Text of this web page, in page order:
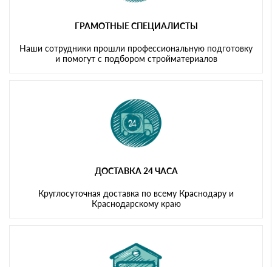
ГРАМОТНЫЕ СПЕЦИАЛИСТЫ
Наши сотрудники прошли профессиональную подготовку
и помогут с подбором стройматериалов
ДОСТАВКА 24 ЧАСА
Круглосуточная доставка по всему Краснодару и
Краснодарскому краю